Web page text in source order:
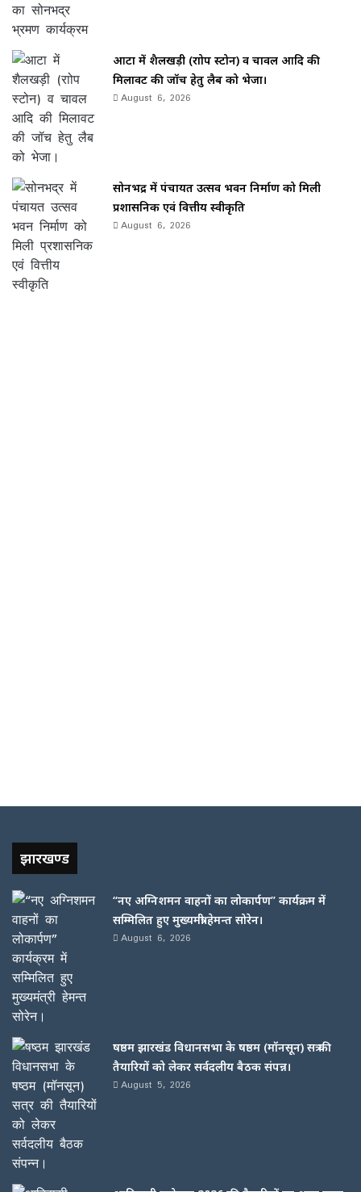
आटा में शैलखड़ी (राोप स्टोन) व चावल आदि की
मिलावट की जॉच हेतु लैब को भेजा।
August 6, 2026
सोनभद्र में पंचायत उत्सव भवन निर्माण को मिली
प्रशासनिक एवं वित्तीय स्वीकृति
August 6, 2026
झारखण्ड
“नए अग्निशमन वाहनों का लोकार्पण” कार्यक्रम में
सम्मिलित हुए मुख्यमंत्री हेमन्त सोरेन।
August 6, 2026
षष्ठम झारखंड विधानसभा के षष्ठम (मॉनसून) सत्र की
तैयारियों को लेकर सर्वदलीय बैठक संपन्न।
August 5, 2026